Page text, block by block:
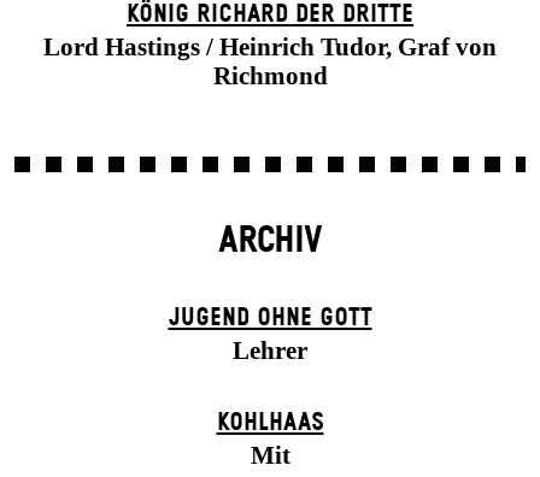
KÖNIG RICHARD DER DRITTE
Lord Hastings / Heinrich Tudor, Graf von
Richmond
ARCHIV
JUGEND OHNE GOTT
Lehrer
KOHLHAAS
Mit